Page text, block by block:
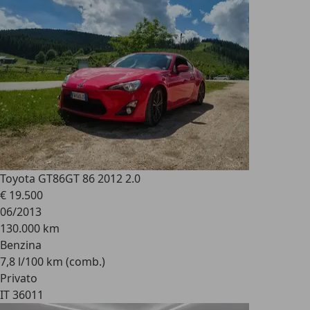
Toyota GT86GT 86 2012 2.0
€ 19.500
06/2013
130.000 km
Benzina
7,8 l/100 km (comb.)
Privato
IT 36011